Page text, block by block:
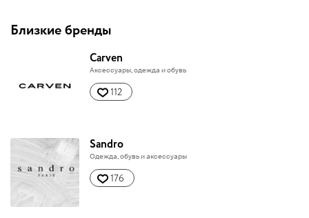
Близкие бренды
Carven
Аксессуары, одежда и обувь
112
Sandro
Одежда, обувь и аксессуары
176